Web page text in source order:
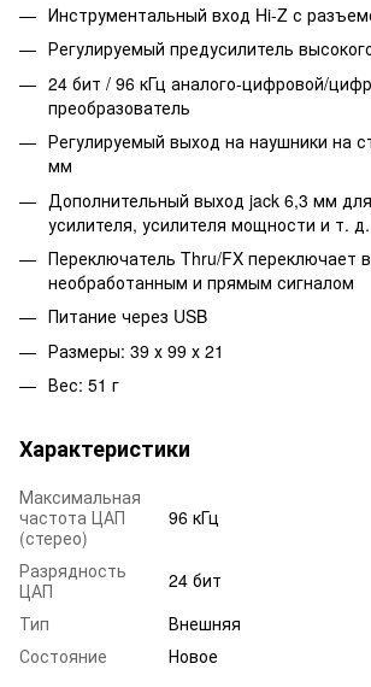
Инструментальный вход Hi-Z с
Регулируемый предусилитель
24 бит / 96 кГц аналого-цифровой/
преобразователь
Регулируемый выход на наушники на
мм
Дополнительный выход jack 6,3 мм для
усилителя, усилителя мощности и т. д.
Переключатель Thru/FX переключает
необработанным и прямым сигналом
Питание через USB
Размеры: 39 х 99 х 21
Вес: 51 г
Характеристики
Максимальная
частота ЦАП
(стерео)
96 кГц
Разрядность
ЦАП
24 бит
Тип
Внешняя
Состояние
Новое